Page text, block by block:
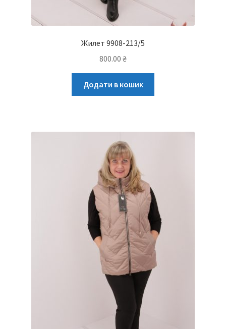
Жилет 9908-213/5
800.00 ₴
Додати в кошик